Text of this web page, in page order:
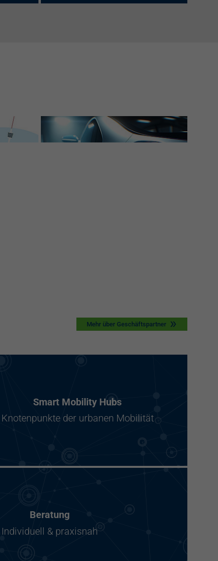
Mehr über Geschäftspartner
Smart Mobility Hubs
Knotenpunkte der urbanen Mobilität
Beratung
Individuell & praxisnah